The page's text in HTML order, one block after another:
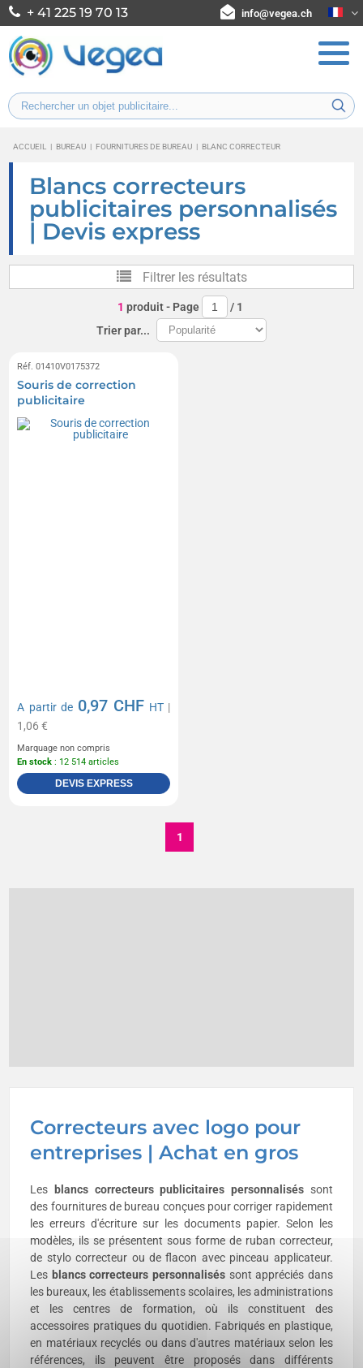
+ 41 225 19 70 13 info@vegea.ch
ACCUEIL | BUREAU | FOURNITURES DE BUREAU | BLANC CORRECTEUR
Blancs correcteurs
publicitaires personnalisés
| Devis express
Correcteurs avec logo pour
entreprises | Achat en gros
Les blancs correcteurs publicitaires personnalisés sont
des fournitures de bureau conçues pour corriger rapidement
les erreurs d'écriture sur les documents papier. Selon les
modèles, ils se présentent sous forme de ruban correcteur,
de stylo correcteur ou de flacon avec pinceau applicateur.
Les blancs correcteurs personnalisés sont appréciés dans
les bureaux, les établissements scolaires, les administrations
et les centres de formation, où ils constituent des
accessoires pratiques du quotidien. Fabriqués en plastique,
en matériaux recyclés ou dans d'autres matériaux selon les
références, ils peuvent être proposés dans différents
Filtrer les résultats
1 produit- Page / 1
Trier par...
Réf. 01410V0175372
Souris de correction
publicitaire
A partir de 0,97 CHF HT|
1,06 €
Marquage non compris
En stock : 12 514 articles
DEVIS EXPRESS
1